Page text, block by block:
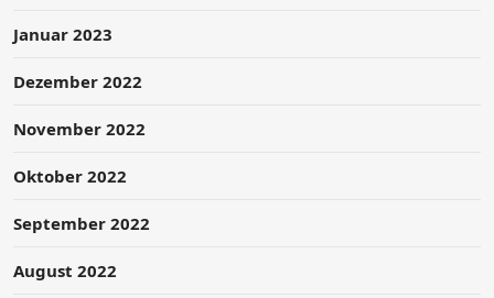
Januar 2023
Dezember 2022
November 2022
Oktober 2022
September 2022
August 2022